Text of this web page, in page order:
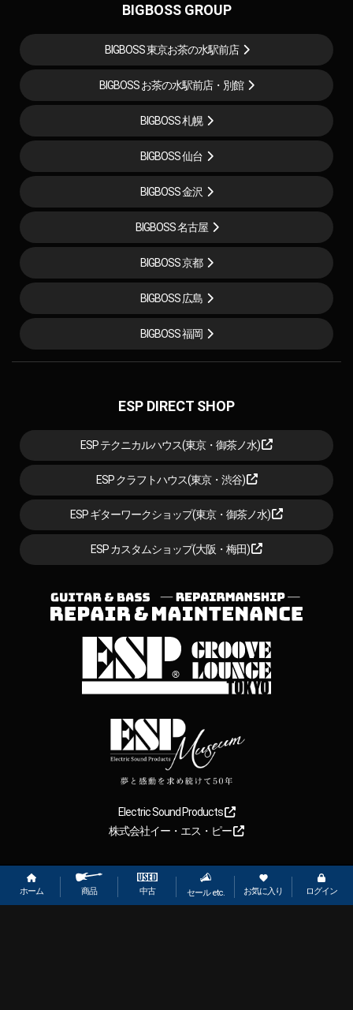
ホーム 商品 中古 セール etc. お気に入り ログイン
BIGBOSS GROUP
BIGBOSS 東京お茶の水駅前店
BIGBOSS お茶の水駅前店・別館
BIGBOSS 札幌
BIGBOSS 仙台
BIGBOSS 金沢
BIGBOSS 名古屋
BIGBOSS 京都
BIGBOSS 広島
BIGBOSS 福岡
ESP DIRECT SHOP
ESP テクニカルハウス(東京・御茶ノ水)
ESP クラフトハウス(東京・渋谷)
ESP ギターワークショップ(東京・御茶ノ水)
ESP カスタムショップ(大阪・梅田)
Electric Sound Products
株式会社イー・エス・ピー
Copyright 2026【ESP直営】BIGBOSS オンラインマーケット(ギター＆
ベース). All rights reserved.